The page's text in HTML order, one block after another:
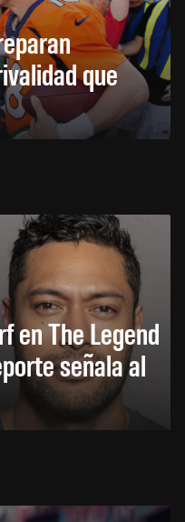
que
en The Legend
señala al